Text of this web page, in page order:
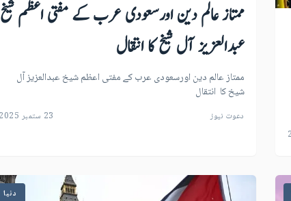
ممتاز عالم دین اورسعودی عرب کے مفتی اعظم شیخ
عبدالعزیز آل شیخ کا انتقال
ممتاز عالم دین اورسعودی عرب کے مفتی اعظم شیخ عبدالعزیز آل
شیخ کا انتقال
دعوت نیوز 23 ستمبر 2025
دنیا